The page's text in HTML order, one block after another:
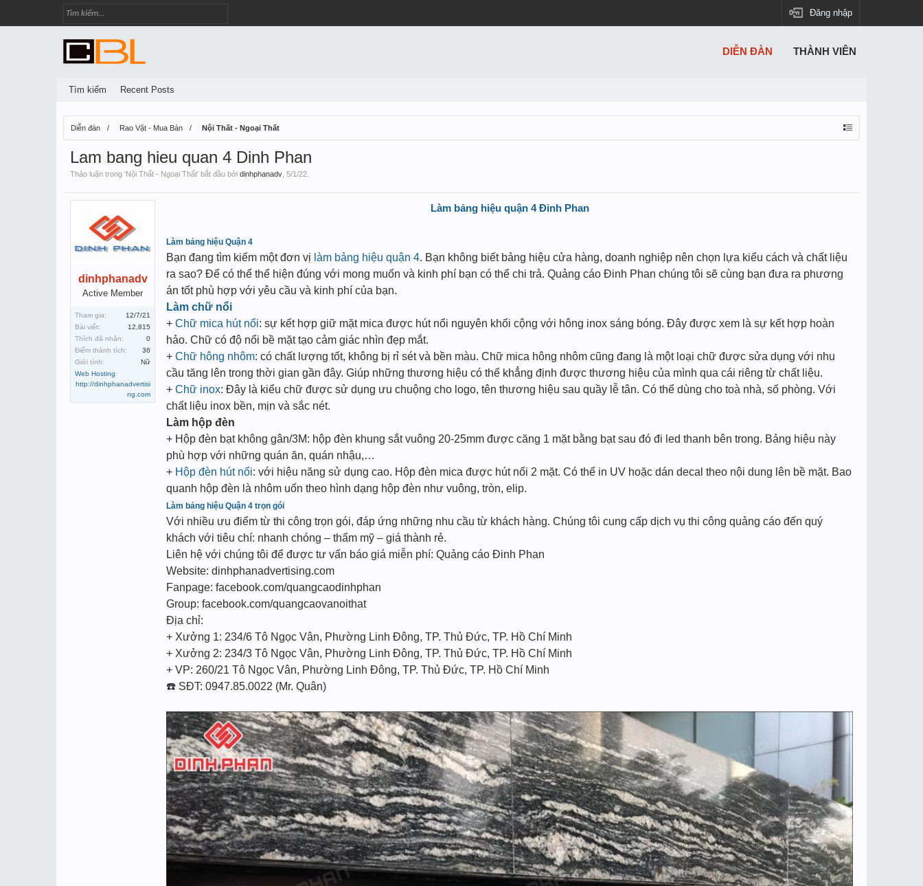
Đăng nhập
Diễn đàn Rao Vặt - Mua Bán Nội Thất - Ngoại Thất
Lam bang hieu quan 4 Dinh Phan
Thảo luận trong 'Nội Thất - Ngoại Thất' bắt đầu bởi dinhphanadv 5/1/22
dinhphanadv
Active Member
Tham gia:
12/7/21
Bài viết:
12,815
Thích đã nhận:
0
Điểm thành tích:
36
Giới tính:
Nữ
Web Hosting:
http://dinhphanadvertisi
ng.com
Làm bảng hiệu quận 4 Đinh Phan
Làm bảng hiệu Quận 4
Bạn đang tìm kiếm một đơn vị làm bảng hiệu quận 4. Bạn không biết bảng hiệu cửa hàng, doanh nghiệp nên chọn lựa kiểu cách và chất liệu
ra sao? Để có thể thể hiện đúng với mong muốn và kinh phí bạn có thể chi trả. Quảng cáo Đinh Phan chúng tôi sẽ cùng bạn đưa ra phương
án tốt phù hợp với yêu cầu và kinh phí của bạn.
Làm chữ nổi
+ Chữ mica hút nổi: sự kết hợp giữ mặt mica được hút nổi nguyên khối cộng với hông inox sáng bóng. Đây được xem là sự kết hợp hoàn
hảo. Chữ có độ nổi bề mặt tạo cảm giác nhìn đẹp mắt.
+ Chữ hông nhôm: có chất lượng tốt, không bị rỉ sét và bền màu. Chữ mica hông nhôm cũng đang là một loại chữ được sửa dụng với nhu
cầu tăng lên trong thời gian gần đây. Giúp những thương hiệu có thể khẳng định được thương hiệu của mình qua cái riêng từ chất liệu.
+ Chữ inox: Đây là kiểu chữ được sử dụng ưu chuộng cho logo, tên thương hiệu sau quầy lễ tân. Có thể dùng cho toà nhà, số phòng. Với
chất liệu inox bền, mịn và sắc nét.
Làm hộp đèn
+ Hộp đèn bạt không gân/3M: hộp đèn khung sắt vuông 20-25mm được căng 1 mặt bằng bạt sau đó đi led thanh bên trong. Bảng hiệu này
phù hợp với những quán ăn, quán nhậu,…
+ Hộp đèn hút nổi: với hiệu năng sử dụng cao. Hộp đèn mica được hút nổi 2 mặt. Có thể in UV hoặc dán decal theo nội dung lên bề mặt. Bao
quanh hộp đèn là nhôm uốn theo hình dạng hộp đèn như vuông, tròn, elip.
Làm bảng hiệu Quận 4 trọn gói
Với nhiều ưu điểm từ thi công trọn gói, đáp ứng những nhu cầu từ khách hàng. Chúng tôi cung cấp dịch vụ thi công quảng cáo đến quý
khách với tiêu chí: nhanh chóng – thẩm mỹ – giá thành rẻ.
Liên hệ với chúng tôi để được tư vấn báo giá miễn phí: Quảng cáo Đinh Phan
Website: dinhphanadvertising.com
Fanpage: facebook.com/quangcaodinhphan
Group: facebook.com/quangcaovanoithat
Địa chỉ:
+ Xưởng 1: 234/6 Tô Ngọc Vân, Phường Linh Đông, TP. Thủ Đức, TP. Hồ Chí Minh
+ Xưởng 2: 234/3 Tô Ngọc Vân, Phường Linh Đông, TP. Thủ Đức, TP. Hồ Chí Minh
+ VP: 260/21 Tô Ngọc Vân, Phường Linh Đông, TP. Thủ Đức, TP. Hồ Chí Minh
☎️ SĐT: 0947.85.0022 (Mr. Quân)
DIỄN ĐÀN
Tìm kiếm Recent Posts
THÀNH VIÊN